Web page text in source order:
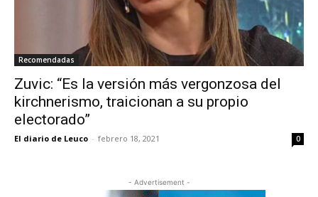
Recomendadas
Zuvic: “Es la versión más vergonzosa del
kirchnerismo, traicionan a su propio
electorado”
El diario de Leuco - febrero 18, 2021 0
- Advertisement -